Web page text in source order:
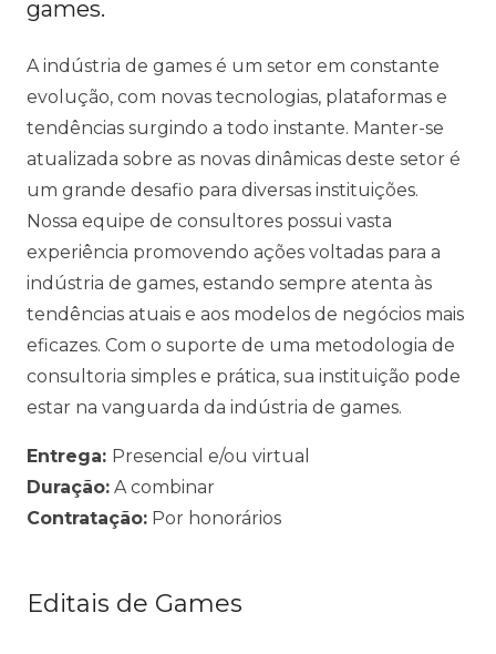
games.
A indústria de games é um setor em constante
evolução, com novas tecnologias, plataformas e
tendências surgindo a todo instante. Manter-se
atualizada sobre as novas dinâmicas deste setor é
um grande desafio para diversas instituições.
Nossa equipe de consultores possui vasta
experiência promovendo ações voltadas para a
indústria de games, estando sempre atenta às
tendências atuais e aos modelos de negócios mais
eficazes. Com o suporte de uma metodologia de
consultoria simples e prática, sua instituição pode
estar na vanguarda da indústria de games.
Entrega: Presencial e/ou virtual
Duração: A combinar
Contratação: Por honorários
Editais de Games